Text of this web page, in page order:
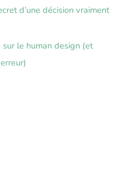
d’une décision vraiment
le human design (et